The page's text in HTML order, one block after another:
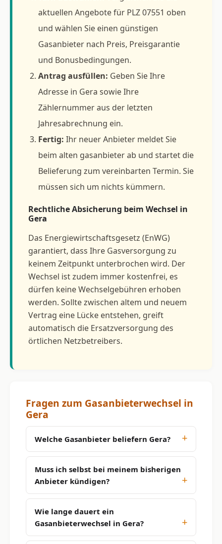
aktuellen Angebote für PLZ 07551 oben
und wählen Sie einen günstigen
Gasanbieter nach Preis, Preisgarantie
und Bonusbedingungen.
Antrag ausfüllen: Geben Sie Ihre
Adresse in Gera sowie Ihre
Zählernummer aus der letzten
Jahresabrechnung ein.
Fertig: Ihr neuer Anbieter meldet Sie
beim alten gasanbieter ab und startet die
Belieferung zum vereinbarten Termin. Sie
müssen sich um nichts kümmern.
Rechtliche Absicherung beim Wechsel in
Gera
Das Energiewirtschaftsgesetz (EnWG)
garantiert, dass Ihre Gasversorgung zu
keinem Zeitpunkt unterbrochen wird. Der
Wechsel ist zudem immer kostenfrei, es
dürfen keine Wechselgebühren erhoben
werden. Sollte zwischen altem und neuem
Vertrag eine Lücke entstehen, greift
automatisch die Ersatzversorgung des
örtlichen Netzbetreibers.
Fragen zum Gasanbieterwechsel in
Gera
Welche Gasanbieter beliefern Gera?
Muss ich selbst bei meinem bisherigen
Anbieter kündigen?
Wie lange dauert ein
Gasanbieterwechsel in Gera?